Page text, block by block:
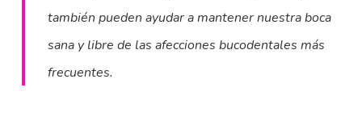
también pueden ayudar a mantener nuestra boca
sana y libre de las afecciones bucodentales más
frecuentes.